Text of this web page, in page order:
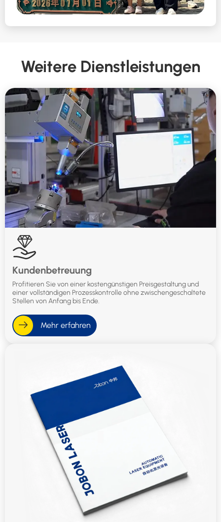
Weitere Dienstleistungen
Kundenbetreuung
Profitieren Sie von einer kostengünstigen Preisgestaltung und
einer vollständigen Prozesskontrolle ohne zwischengeschaltete
Stellen von Anfang bis Ende.
Mehr erfahren